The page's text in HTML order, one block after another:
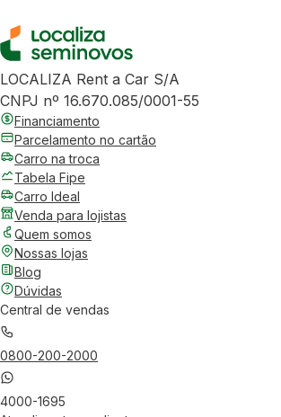
LOCALIZA Rent a Car S/A
CNPJ nº 16.670.085/0001-55
Financiamento
Parcelamento no cartão
Carro na troca
Tabela Fipe
Carro Ideal
Venda para lojistas
Quem somos
Nossas lojas
Blog
Dúvidas
Central de vendas
0800-200-2000
4000-1695